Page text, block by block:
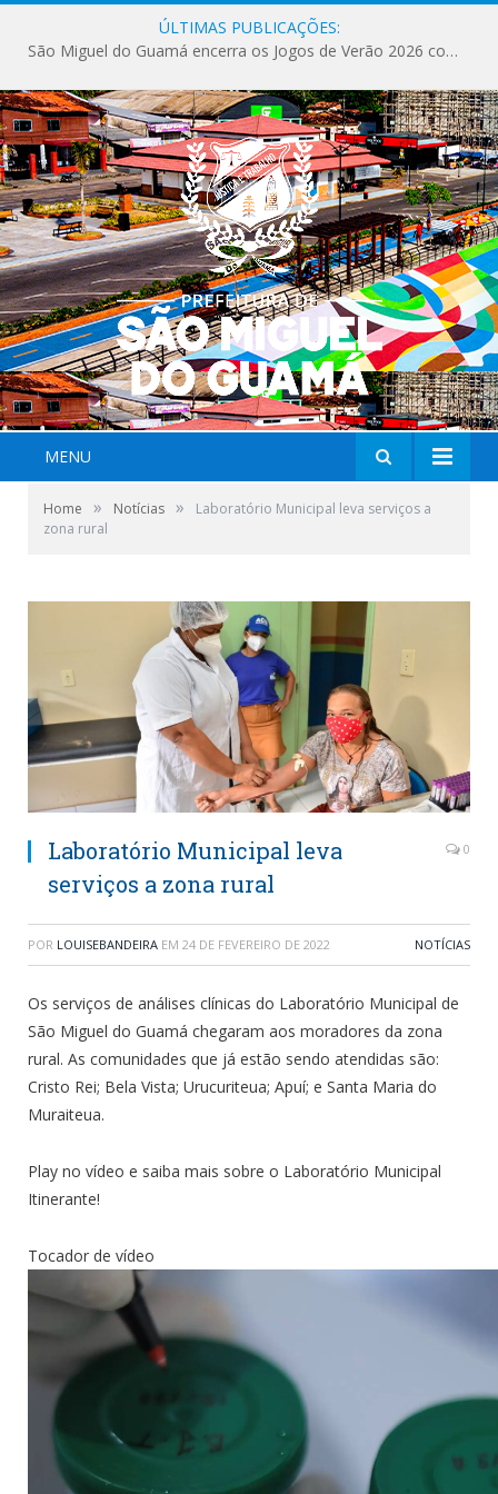
ÚLTIMAS PUBLICAÇÕES:
São Miguel do Guamá encerra os Jogos de Verão 2026 com sucesso de público e competições.
MENU
Home » Notícias »
Laboratório Municipal leva serviços a
zona rural
Laboratório Municipal leva
serviços a zona rural
0
POR LOUISEBANDEIRA EM 24 DE FEVEREIRO DE 2022 NOTÍCIAS
Os serviços de análises clínicas do Laboratório Municipal de
São Miguel do Guamá chegaram aos moradores da zona
rural. As comunidades que já estão sendo atendidas são:
Cristo Rei; Bela Vista; Urucuriteua; Apuí; e Santa Maria do
Muraiteua.
Play no vídeo e saiba mais sobre o Laboratório Municipal
Itinerante!
Tocador de vídeo